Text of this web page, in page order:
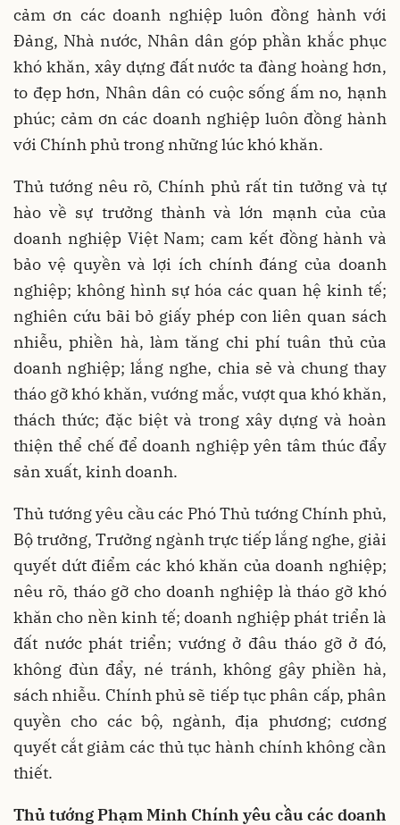
cảm ơn các doanh nghiệp luôn đồng hành với
Đảng, Nhà nước, Nhân dân góp phần khắc phục
khó khăn, xây dựng đất nước ta đàng hoàng hơn,
to đẹp hơn, Nhân dân có cuộc sống ấm no, hạnh
phúc; cảm ơn các doanh nghiệp luôn đồng hành
với Chính phủ trong những lúc khó khăn.
Thủ tướng nêu rõ, Chính phủ rất tin tưởng và tự
hào về sự trưởng thành và lớn mạnh của của
doanh nghiệp Việt Nam; cam kết đồng hành và
bảo vệ quyền và lợi ích chính đáng của doanh
nghiệp; không hình sự hóa các quan hệ kinh tế;
nghiên cứu bãi bỏ giấy phép con liên quan sách
nhiễu, phiền hà, làm tăng chi phí tuân thủ của
doanh nghiệp; lắng nghe, chia sẻ và chung thay
tháo gỡ khó khăn, vướng mắc, vượt qua khó khăn,
thách thức; đặc biệt và trong xây dựng và hoàn
thiện thể chế để doanh nghiệp yên tâm thúc đẩy
sản xuất, kinh doanh.
Thủ tướng yêu cầu các Phó Thủ tướng Chính phủ,
Bộ trưởng, Trưởng ngành trực tiếp lắng nghe, giải
quyết dứt điểm các khó khăn của doanh nghiệp;
nêu rõ, tháo gỡ cho doanh nghiệp là tháo gỡ khó
khăn cho nền kinh tế; doanh nghiệp phát triển là
đất nước phát triển; vướng ở đâu tháo gỡ ở đó,
không đùn đẩy, né tránh, không gây phiền hà,
sách nhiễu. Chính phủ sẽ tiếp tục phân cấp, phân
quyền cho các bộ, ngành, địa phương; cương
quyết cắt giảm các thủ tục hành chính không cần
thiết.
Thủ tướng Phạm Minh Chính yêu cầu các doanh